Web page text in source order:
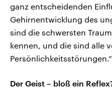
ganz entscheidenden
Gehirnentwicklung des
sind die schwersten
kennen, und die sind alle
Persönlichkeitsstörungen.“
Der Geist – bloß ein